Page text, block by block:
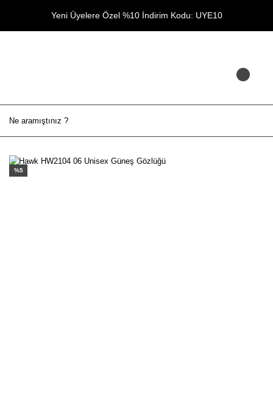
Yeni Üyelere Özel %10 İndirim Kodu: UYE10
%5